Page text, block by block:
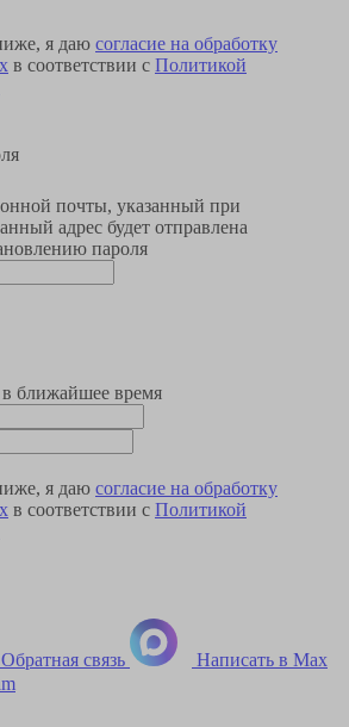
я даю согласие на обработку
в соответствии с Политикой
почты, указанный при
адрес будет отправлена
пароля
ближайшее время
я даю согласие на обработку
в соответствии с Политикой
Обратная связь
Написать в Max